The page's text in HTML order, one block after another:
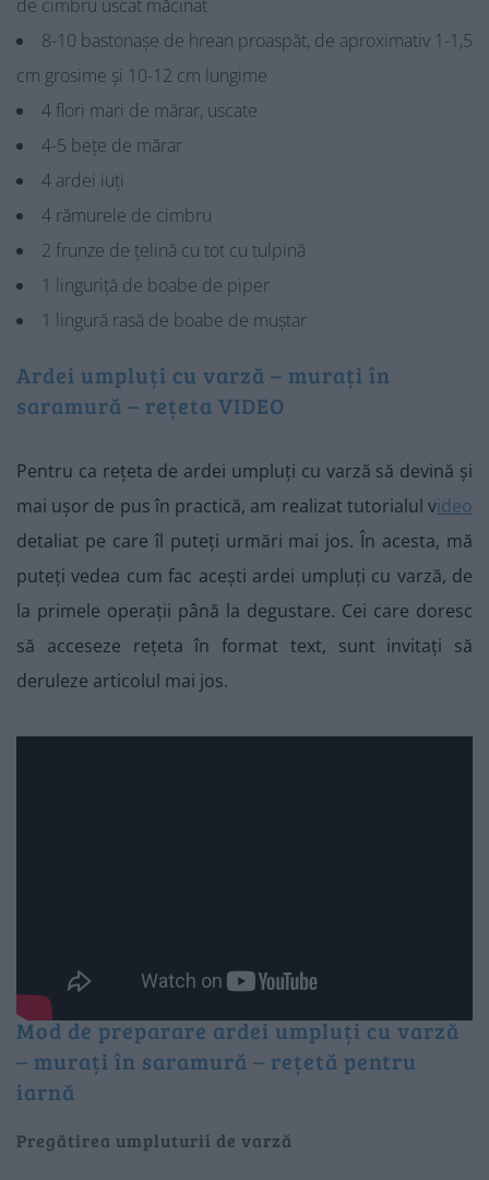
de cimbru uscat măcinat
8-10 bastonașe de hrean proaspăt, de aproximativ 1-1,5
cm grosime și 10-12 cm lungime
4 flori mari de mărar, uscate
4-5 bețe de mărar
4 ardei iuți
4 rămurele de cimbru
2 frunze de țelină cu tot cu tulpină
1 linguriță de boabe de piper
1 lingură rasă de boabe de muștar
Ardei umpluți cu varză – murați în
saramură – rețeta VIDEO
Pentru ca rețeta de ardei umpluți cu varză să devină și
mai ușor de pus în practică, am realizat tutorialul video
detaliat pe care îl puteți urmări mai jos. În acesta, mă
puteți vedea cum fac acești ardei umpluți cu varză, de
la primele operații până la degustare. Cei care doresc
să acceseze rețeta în format text, sunt invitați să
deruleze articolul mai jos.
Mod de preparare ardei umpluți cu varză
– murați în saramură – rețetă pentru
iarnă
Pregătirea umpluturii de varză